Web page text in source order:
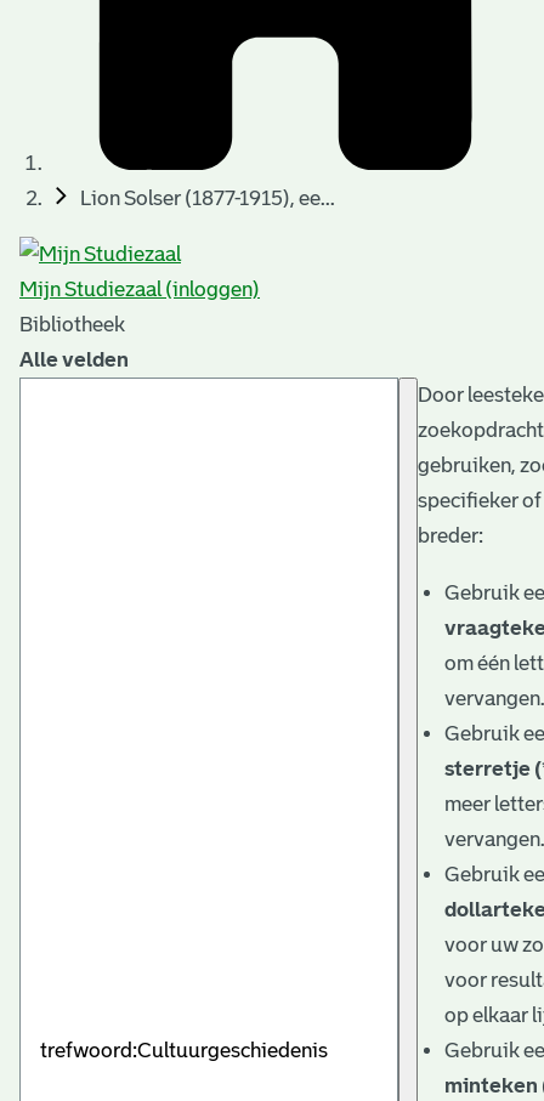
Lion Solser (1877-1915), ee...
Mijn Studiezaal (inloggen)
Bibliotheek
Alle velden
Door
gebruiken,
specifieker
breder:
Gebruik
om één
Gebruik
sterretje
meer
Gebruik
voor uw
voor
op elkaar
Gebruik
minteken